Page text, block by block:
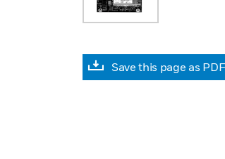
Save this page as PDF